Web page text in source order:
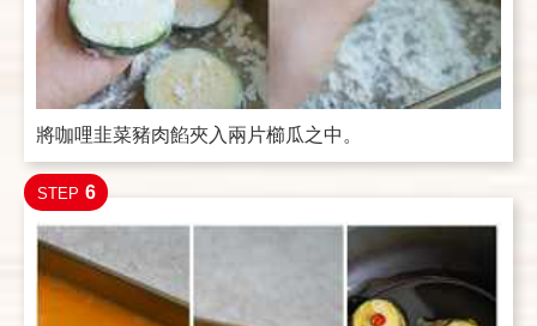
將咖哩韭菜豬肉餡夾入兩片櫛瓜之中。
STEP 6